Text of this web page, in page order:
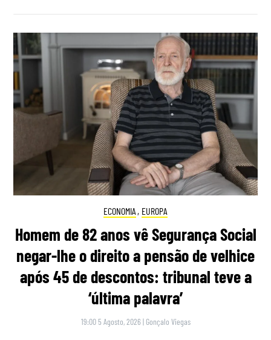
ECONOMIA , EUROPA
Homem de 82 anos vê Segurança Social
negar-lhe o direito a pensão de velhice
após 45 de descontos: tribunal teve a
‘última palavra’
19:00 5 Agosto, 2026 | Gonçalo Viegas